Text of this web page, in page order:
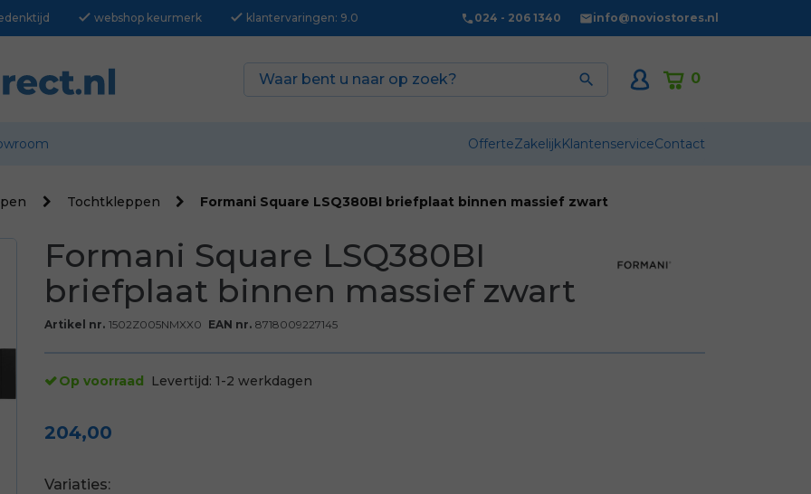
check webshop keurmerk check klantervaringen: 9.0 024 - 206 1340 info@noviostores.nl
0

OfferteZakelijkKlantenserviceContact
Tochtkleppen Formani Square LSQ380BI briefplaat binnen massief zwart
Formani Square LSQ380BI
briefplaat binnen massief zwart
Artikel nr. 1502Z005NMXX0 EAN nr. 8718009227145
Op voorraad Levertijd: 1-2 werkdagen
204,00
Variaties: